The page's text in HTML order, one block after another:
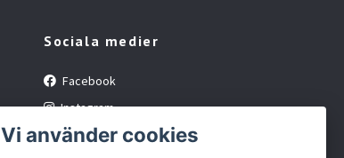
Sociala medier
Facebook
Instagram
YouTube
Vi använder cookies